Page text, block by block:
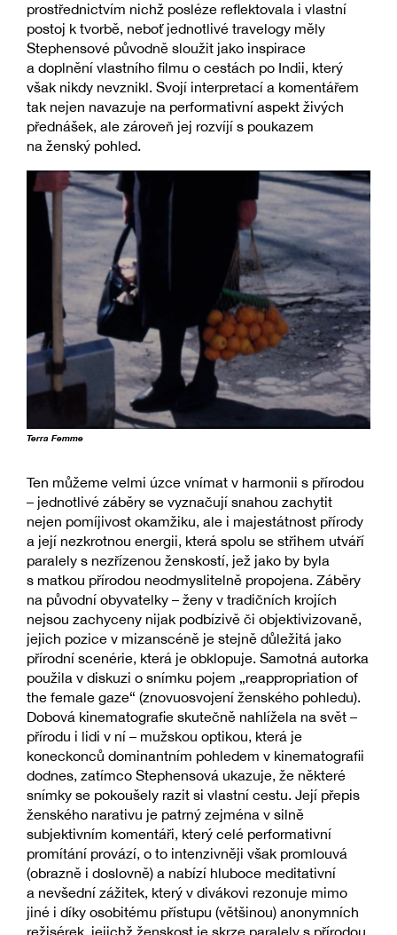
prostřednictvím nichž posléze reflektovala i vlastní
postoj k tvorbě, neboť jednotlivé travelogy měly
Stephensové původně sloužit jako inspirace
a doplnění vlastního filmu o cestách po Indii, který
však nikdy nevznikl. Svojí interpretací a komentářem
tak nejen navazuje na performativní aspekt živých
přednášek, ale zároveň jej rozvíjí s poukazem
na ženský pohled.
Terra Femme
Ten můžeme velmi úzce vnímat v harmonii s přírodou
– jednotlivé záběry se vyznačují snahou zachytit
nejen pomíjivost okamžiku, ale i majestátnost přírody
a její nezkrotnou energii, která spolu se střihem utváří
paralely s nezřízenou ženskostí, jež jako by byla
s matkou přírodou neodmyslitelně propojena. Záběry
na původní obyvatelky – ženy v tradičních krojích
nejsou zachyceny nijak podbízivě či objektivizovaně,
jejich pozice v mizanscéně je stejně důležitá jako
přírodní scenérie, která je obklopuje. Samotná autorka
použila v diskuzi o snímku pojem „reappropriation of
the female gaze“ (znovuosvojení ženského pohledu).
Dobová kinematografie skutečně nahlížela na svět –
přírodu i lidi v ní – mužskou optikou, která je
koneckonců dominantním pohledem v kinematografii
dodnes, zatímco Stephensová ukazuje, že některé
snímky se pokoušely razit si vlastní cestu. Její přepis
ženského narativu je patrný zejména v silně
subjektivním komentáři, který celé performativní
promítání provází, o to intenzivněji však promlouvá
(obrazně i doslovně) a nabízí hluboce meditativní
a nevšední zážitek, který v divákovi rezonuje mimo
jiné i díky osobitému přístupu (většinou) anonymních
režisérek, jejichž ženskost je skrze paralely s přírodou